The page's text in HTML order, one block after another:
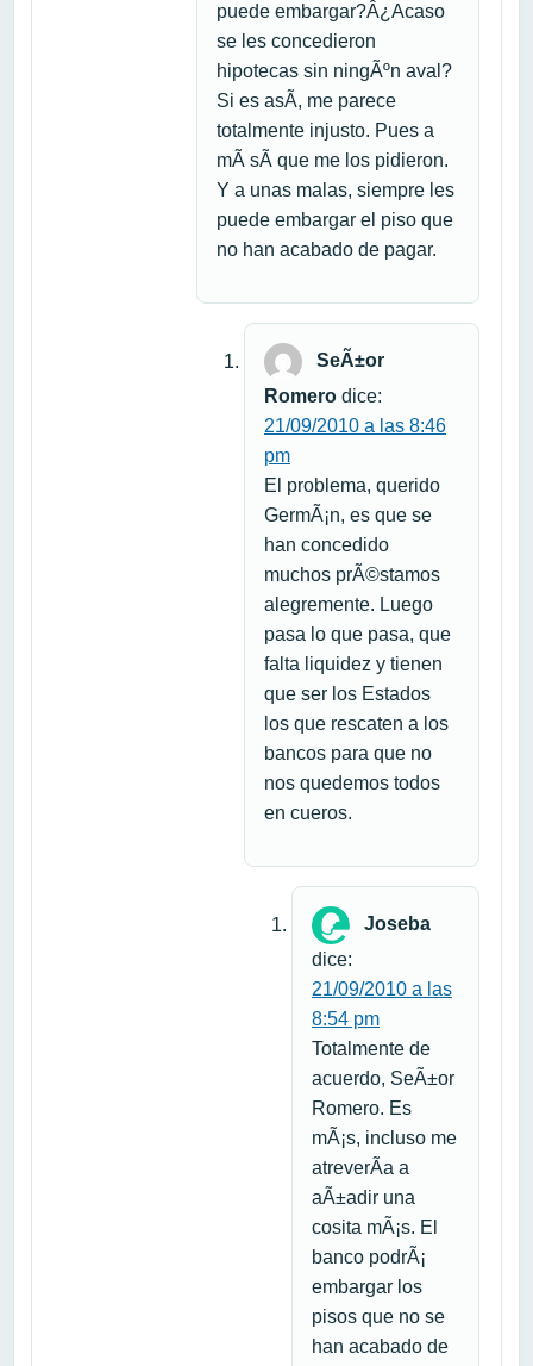
puede embargar?Â¿Acaso
se les concedieron
hipotecas sin ningÃºn aval?
Si es asÃ­, me parece
totalmente injusto. Pues a
mÃ­ sÃ­ que me los pidieron.
Y a unas malas, siempre les
puede embargar el piso que
no han acabado de pagar.
SeÃ±or
Romero dice:
21/09/2010 a las 8:46
pm
El problema, querido
GermÃ¡n, es que se
han concedido
muchos prÃ©stamos
alegremente. Luego
pasa lo que pasa, que
falta liquidez y tienen
que ser los Estados
los que rescaten a los
bancos para que no
nos quedemos todos
en cueros.
Joseba
dice:
21/09/2010 a las
8:54 pm
Totalmente de
acuerdo, SeÃ±or
Romero. Es
mÃ¡s, incluso me
atreverÃ­a a
aÃ±adir una
cosita mÃ¡s. El
banco podrÃ¡
embargar los
pisos que no se
han acabado de